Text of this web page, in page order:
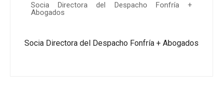
Socia Directora del Despacho Fonfría +
Abogados
Socia Directora del Despacho Fonfría + Abogados